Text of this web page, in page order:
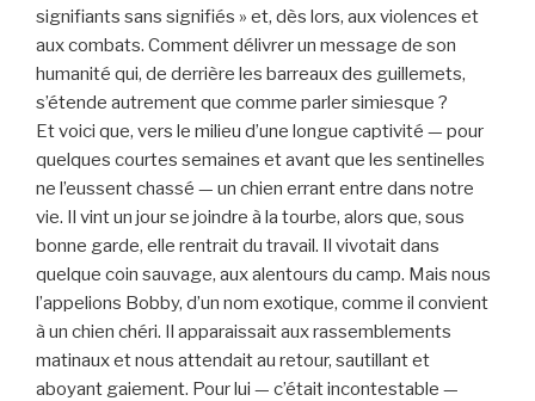
signifiants sans signifiés » et, dès lors, aux violences et
aux combats. Comment délivrer un message de son
humanité qui, de derrière les barreaux des guillemets,
s’étende autrement que comme parler simiesque ?
Et voici que, vers le milieu d’une longue captivité — pour
quelques courtes semaines et avant que les sentinelles
ne l’eussent chassé — un chien errant entre dans notre
vie. Il vint un jour se joindre à la tourbe, alors que, sous
bonne garde, elle rentrait du travail. Il vivotait dans
quelque coin sauvage, aux alentours du camp. Mais nous
l’appelions Bobby, d’un nom exotique, comme il convient
à un chien chéri. Il apparaissait aux rassemblements
matinaux et nous attendait au retour, sautillant et
aboyant gaiement. Pour lui — c’était incontestable —